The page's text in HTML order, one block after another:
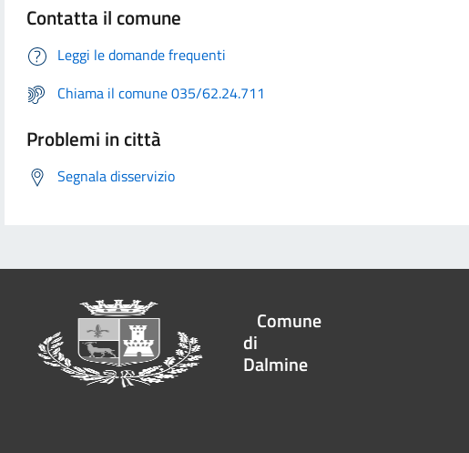
Contatta il comune
Leggi le domande frequenti
Chiama il comune 035/62.24.711
Problemi in città
Segnala disservizio
Comune
di
Dalmine